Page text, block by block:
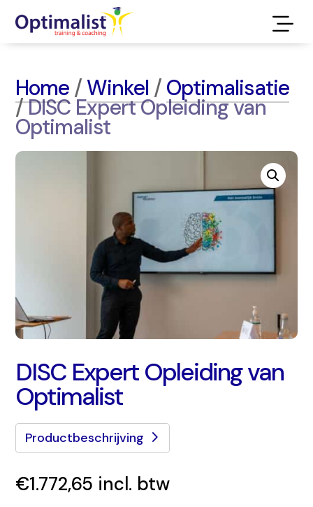
Home / Winkel / Optimalisatie
/DISC Expert Opleiding van
Optimalist
DISC Expert Opleiding van
Optimalist
Productbeschrijving
€1.772,65 incl. btw